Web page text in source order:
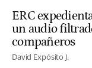
ERC
un audio
compañeros
David Expósito J.